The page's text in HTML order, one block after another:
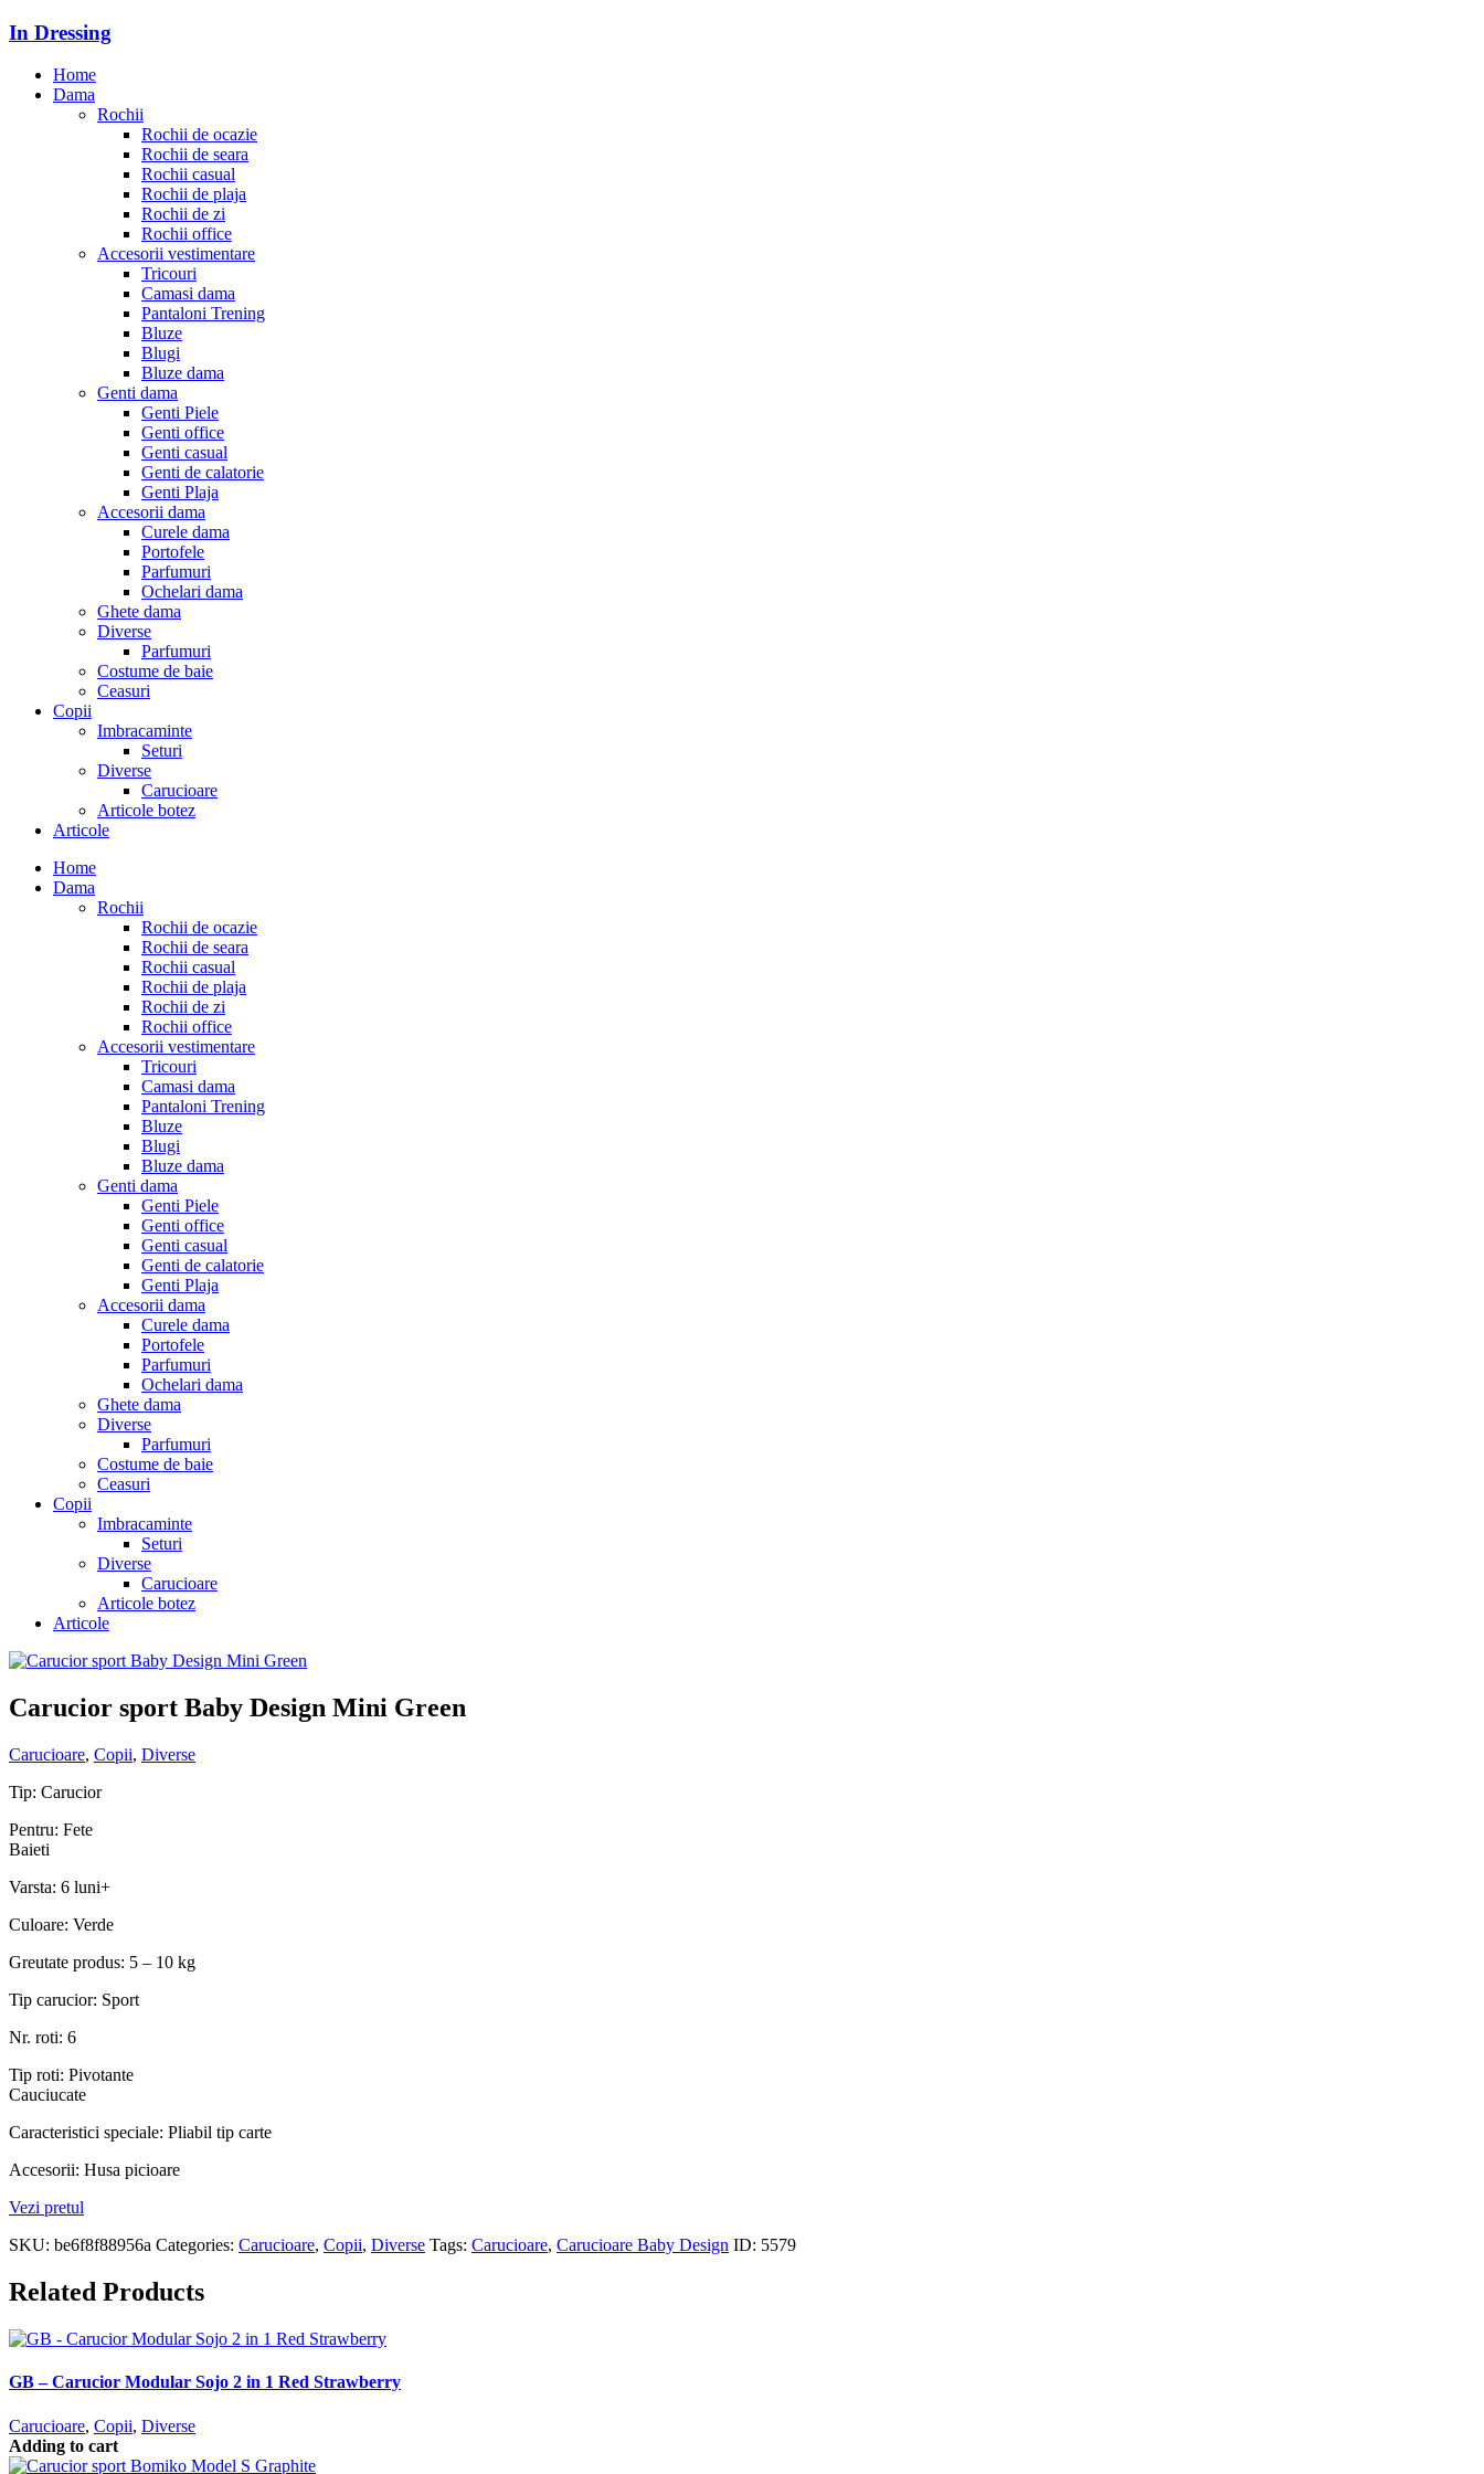
In Dressing
Home
Dama
Rochii
Rochii de ocazie
Rochii de seara
Rochii casual
Rochii de plaja
Rochii de zi
Rochii office
Accesorii vestimentare
Tricouri
Camasi dama
Pantaloni Trening
Bluze
Blugi
Bluze dama
Genti dama
Genti Piele
Genti office
Genti casual
Genti de calatorie
Genti Plaja
Accesorii dama
Curele dama
Portofele
Parfumuri
Ochelari dama
Ghete dama
Diverse
Parfumuri
Costume de baie
Ceasuri
Copii
Imbracaminte
Seturi
Diverse
Carucioare
Articole botez
Articole
Home
Dama
Rochii
Rochii de ocazie
Rochii de seara
Rochii casual
Rochii de plaja
Rochii de zi
Rochii office
Accesorii vestimentare
Tricouri
Camasi dama
Pantaloni Trening
Bluze
Blugi
Bluze dama
Genti dama
Genti Piele
Genti office
Genti casual
Genti de calatorie
Genti Plaja
Accesorii dama
Curele dama
Portofele
Parfumuri
Ochelari dama
Ghete dama
Diverse
Parfumuri
Costume de baie
Ceasuri
Copii
Imbracaminte
Seturi
Diverse
Carucioare
Articole botez
Articole
Carucior sport Baby Design Mini Green
Carucioare, Copii, Diverse
Tip: Carucior
Pentru: Fete
Baieti
Varsta: 6 luni+
Culoare: Verde
Greutate produs: 5 – 10 kg
Tip carucior: Sport
Nr. roti: 6
Tip roti: Pivotante
Cauciucate
Caracteristici speciale: Pliabil tip carte
Accesorii: Husa picioare
Vezi pretul
SKU: be6f8f88956a Categories: Carucioare, Copii, Diverse Tags: Carucioare, Carucioare Baby Design ID: 5579
Related Products
GB – Carucior Modular Sojo 2 in 1 Red Strawberry
Carucioare, Copii, Diverse
Adding to cart